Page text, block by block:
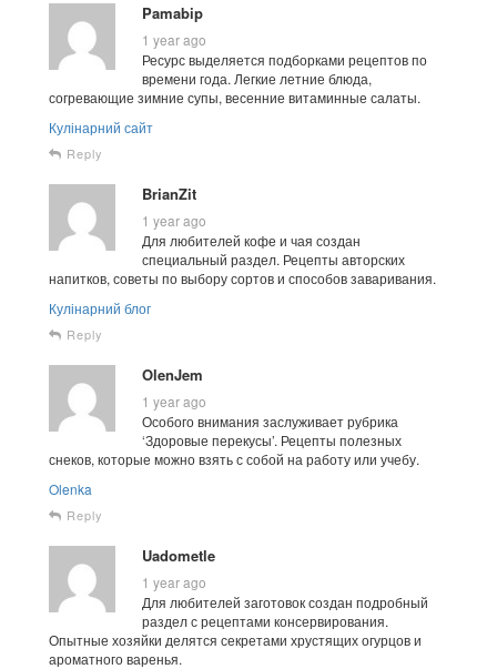
Pamabip
1 year ago
Ресурс выделяется подборками рецептов по
времени года. Легкие летние блюда,
согревающие зимние супы, весенние витаминные салаты.
Кулінарний сайт
Reply
BrianZit
1 year ago
Для любителей кофе и чая создан
специальный раздел. Рецепты авторских
напитков, советы по выбору сортов и способов заваривания.
Кулінарний блог
Reply
OlenJem
1 year ago
Особого внимания заслуживает рубрика
‘Здоровые перекусы’. Рецепты полезных
снеков, которые можно взять с собой на работу или учебу.
Olenka
Reply
Uadometle
1 year ago
Для любителей заготовок создан подробный
раздел с рецептами консервирования.
Опытные хозяйки делятся секретами хрустящих огурцов и
ароматного варенья.